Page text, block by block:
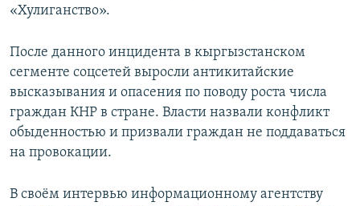
«Хулиганство».
После данного инцидента в кыргызстанском
сегменте соцсетей выросли антикитайские
высказывания и опасения по поводу роста числа
граждан КНР в стране. Власти назвали конфликт
обыденностью и призвали граждан не поддаваться
на провокации.
В своём интервью информационному агентству